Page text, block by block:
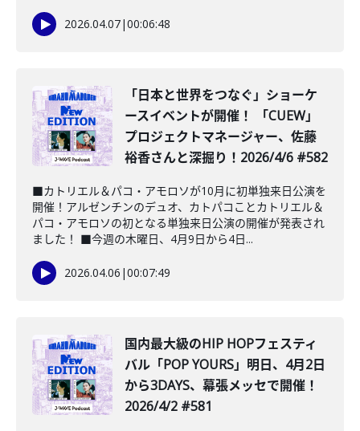
2026.04.07|00:06:48
「日本と世界をつなぐ」ショーケ
ースイベントが開催！ 「CUEW」
プロジェクトマネージャー、佐藤
裕香さんと深掘り！2026/4/6 #582
■カトリエル＆パコ・アモロソが10月に初単独来日公演を
開催！アルゼンチンのデュオ、カトパコことカトリエル＆
パコ・アモロソの初となる単独来日公演の開催が発表され
ました！ ■今週の木曜日、4月9日から4日...
2026.04.06 |00:07:49
国内最大級のHIP HOPフェスティ
バル「POP YOURS」明日、4月2日
から3DAYS、幕張メッセで開催！
2026/4/2 #581